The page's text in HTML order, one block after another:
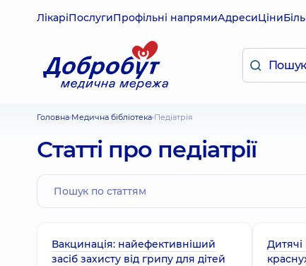
ЛікаріПослугиПрофільні напрямиАдресиЦіни
Головна Медична бібліотека Педіатрія
Статті про педіатрії
Вакцинація: найефективніший
засіб захисту від грипу для дітей
Дитячі